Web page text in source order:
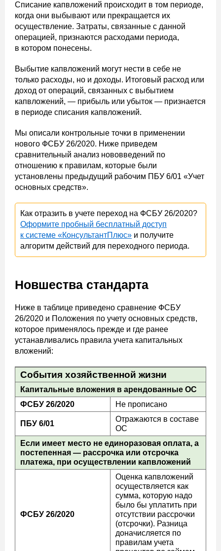
Списание капвложений происходит в том периоде,
когда они выбывают или прекращается их
осуществление. Затраты, связанные с данной
операцией, признаются расходами периода,
в котором понесены.
Выбытие капвложений могут нести в себе не
только расходы, но и доходы. Итоговый расход или
доход от операций, связанных с выбытием
капвложений, — прибыль или убыток — признается
в периоде списания капвложений.
Мы описали контрольные точки в применении
нового ФСБУ 26/2020. Ниже приведем
сравнительный анализ нововведений по
отношению к правилам, которые были
установлены предыдущий рабочим ПБУ 6/01 «Учет
основных средств».
Как отразить в учете переход на ФСБУ 26/2020?
Оформите пробный бесплатный доступ
к системе «КонсультантПлюс» и получите
алгоритм действий для переходного периода.
Новшества стандарта
Ниже в таблице приведено сравнение ФСБУ
26/2020 и Положения по учету основных средств,
которое применялось прежде и где ранее
устанавливались правила учета капитальных
вложений:
События хозяйственной жизни
Капитальные вложения в арендованные ОС
ФСБУ 26/2020
Не прописано
ПБУ 6/01
Отражаются в составе
ОС
Если имеет место не единоразовая оплата, а
постепенная — рассрочка или отсрочка
платежа, при осуществлении капвложений
ФСБУ 26/2020
Оценка капвложений
осуществляется как
сумма, которую надо
было бы уплатить при
отсутствии рассрочки
(отсрочки). Разница
доначисляется по
правилам учета